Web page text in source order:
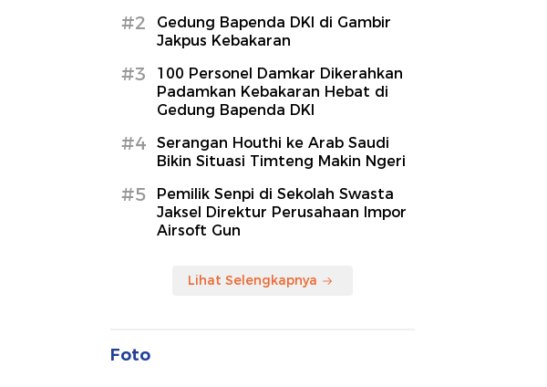
#2
Gedung Bapenda DKI di Gambir
Jakpus Kebakaran
#3
100 Personel Damkar Dikerahkan
Padamkan Kebakaran Hebat di
Gedung Bapenda DKI
#4
Serangan Houthi ke Arab Saudi
Bikin Situasi Timteng Makin Ngeri
#5
Pemilik Senpi di Sekolah Swasta
Jaksel Direktur Perusahaan Impor
Airsoft Gun
Lihat Selengkapnya
Foto